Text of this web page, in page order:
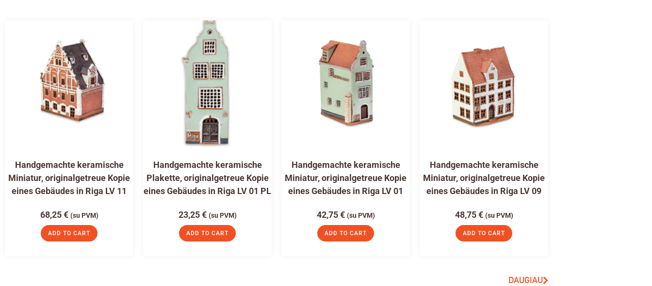
Handgemachte keramische
Miniatur, originalgetreue Kopie
eines Gebäudes in Riga LV 11
68,25€ (su PVM)
ADD TO CART
Handgemachte keramische
Plakette, originalgetreue Kopie
eines Gebäudes in Riga LV 01 PL
23,25€ (su PVM)
ADD TO CART
Handgemachte keramische
Miniatur, originalgetreue Kopie
eines Gebäudes in Riga LV 01
42,75€ (su PVM)
ADD TO CART
Handgemachte keramische
Miniatur, originalgetreue Kopie
eines Gebäudes in Riga LV 09
48,75€ (su PVM)
ADD TO CART
DAUGIAU